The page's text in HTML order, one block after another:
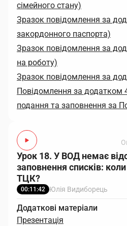
сімейного стану)
Зразок повідомлення за
закордонного паспорта)
Зразок повідомлення за
на роботу)
Зразок повідомлення за
Повідомлення за додатком
подання та заповнення за
Урок 18. У ВОД немає
заповнення списків:
ТЦК?
00:11:42 Юлія Видиборець
Додаткові матеріали
Презентація